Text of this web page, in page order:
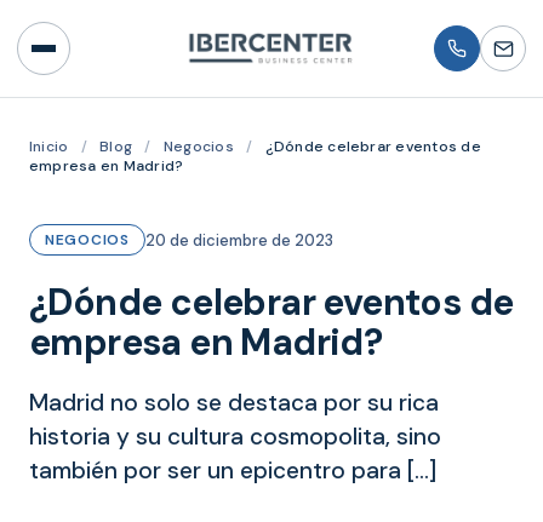
Inicio / Blog / Negocios /
¿Dónde celebrar eventos de
empresa en Madrid?
NEGOCIOS 20 de diciembre de 2023
¿Dónde celebrar eventos de
empresa en Madrid?
Madrid no solo se destaca por su rica
historia y su cultura cosmopolita, sino
también por ser un epicentro para […]